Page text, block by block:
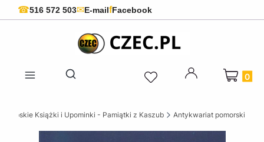
☎516 572 503✉E-mailfFacebook
Otwórz wyszukiwarkę
Produkty
Książki i Upominki - Pamiątki z Kaszub Antykwariat pomorski